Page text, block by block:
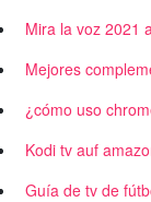
Mira la voz 2021
Mejores
¿cómo uso
Kodi tv auf
Guía de tv de